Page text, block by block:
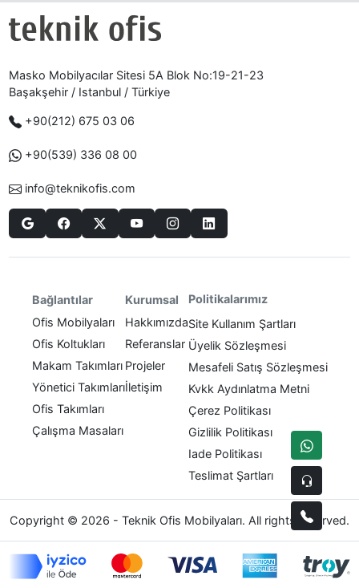
Masko Mobilyacılar Sitesi 5A Blok No:19-21-23
Başakşehir / Istanbul / Türkiye
+90(212) 675 03 06
+90(539) 336 08 00
info@teknikofis.com
Bağlantılar
Ofis Mobilyaları
Ofis Koltukları
Makam Takımları
Yönetici Takımları
Ofis Takımları
Çalışma Masaları
Kurumsal
Hakkımızda
Referanslar
Projeler
İletişim
Politikalarımız
Site Kullanım Şartları
Üyelik Sözleşmesi
Mesafeli Satış Sözleşmesi
Kvkk Aydınlatma Metni
Çerez Politikası
Gizlilik Politikası
Iade Politikası
Teslimat Şartları
Copyright © 2026 - Teknik Ofis Mobilyaları. All rights reserved.